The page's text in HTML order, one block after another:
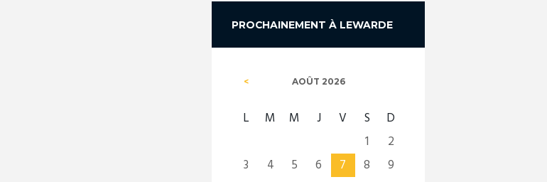
PROCHAINEMENT À LEWARDE
AOÛT 2026
L M M J V S
D
1
2
3
4 5 6 7 8
9